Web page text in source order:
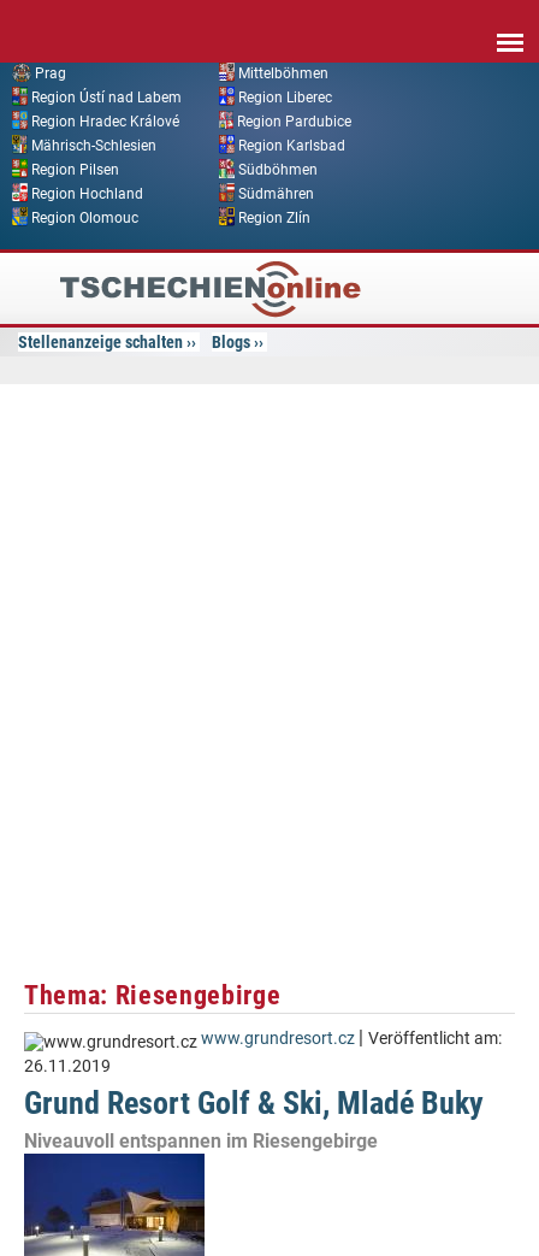
Prag
Mittelböhmen
Region Ústí nad Labem
Region Liberec
Region Hradec Králové
Region Pardubice
Mährisch-Schlesien
Region Karlsbad
Region Pilsen
Südböhmen
Region Hochland
Südmähren
Region Olomouc
Region Zlín
Tschechien
Online
Stellenanzeige schalten Blogs
Thema: Riesengebirge
www.grundresort.cz | Veröffentlicht am:
26.11.2019
Grund Resort Golf & Ski, Mladé Buky
Niveauvoll entspannen im Riesengebirge